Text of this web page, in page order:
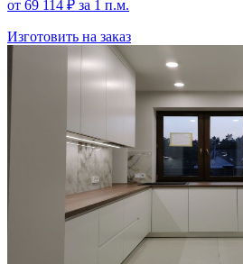
от 69 114 ₽ за 1 п.м.
Изготовить на заказ